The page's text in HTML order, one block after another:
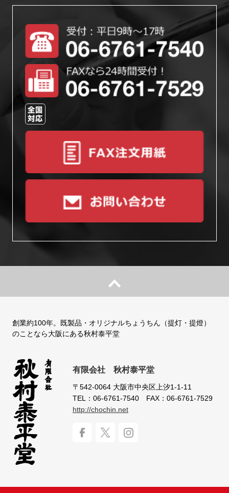
創業約100年。既製品・オリジナルちょうちん（提灯・提燈）
のことなら大阪にある秋村泰平堂
有限会社 秋村泰平堂
〒542-0064 大阪市中央区上汐1-1-11
TEL：06-6761-7540 FAX：06-6761-7529
http://chochin.net